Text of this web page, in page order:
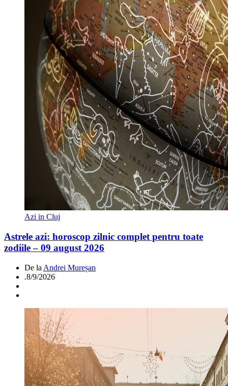
Azi in Cluj
Astrele azi: horoscop zilnic complet pentru toate
zodiile – 09 august 2026
De la Andrei Mureșan
.8/9/2026